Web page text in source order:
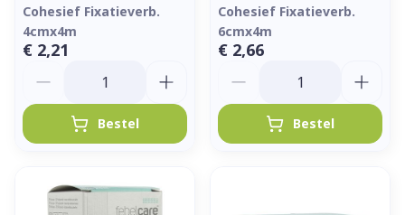
Cohesief Fixatieverb.
4cmx4m
€ 2,21
Bestel
Cohesief Fixatieverb.
6cmx4m
€ 2,66
Bestel